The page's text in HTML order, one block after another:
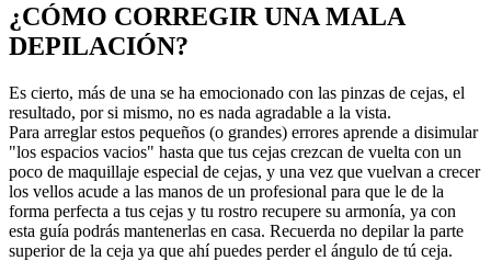
¿CÓMO CORREGIR UNA MALA
DEPILACIÓN?
Es cierto, más de una se ha emocionado con las pinzas de cejas, el
resultado, por si mismo, no es nada agradable a la vista.
Para arreglar estos pequeños (o grandes) errores aprende a disimular
"los espacios vacios" hasta que tus cejas crezcan de vuelta con un
poco de maquillaje especial de cejas, y una vez que vuelvan a crecer
los vellos acude a las manos de un profesional para que le de la
forma perfecta a tus cejas y tu rostro recupere su armonía, ya con
esta guía podrás mantenerlas en casa. Recuerda no depilar la parte
superior de la ceja ya que ahí puedes perder el ángulo de tú ceja.